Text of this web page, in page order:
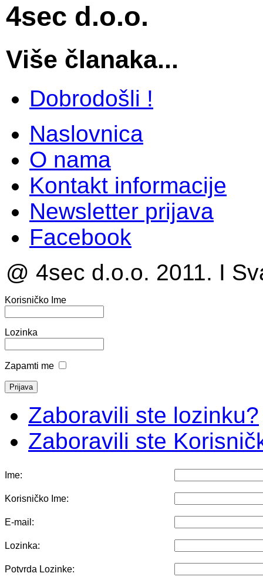
4sec d.o.o.
Više članaka...
Dobrodošli !
Naslovnica
O nama
Kontakt informacije
Newsletter prijava
Facebook
@ 4sec d.o.o. 2011. I
Korisničko Ime
Lozinka
Zapamti me
Zaboravili ste lozinku?
Zaboravili ste
Ime:
Korisničko Ime:
E-mail:
Lozinka:
Potvrda Lozinke: